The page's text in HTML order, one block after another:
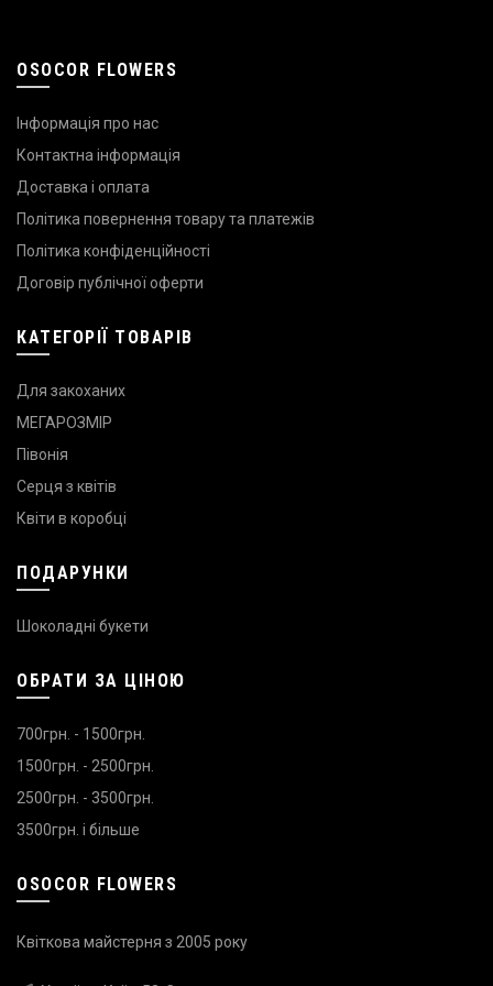
OSOCOR FLOWERS
Інформація про нас
Контактна інформація
Доставка і оплата
Політика повернення товару та платежів
Політика конфіденційності
Договір публічної оферти
КАТЕГОРІЇ ТОВАРІВ
Для закоханих
МЕГАРОЗМІР
Півонія
Серця з квітів
Квіти в коробці
ПОДАРУНКИ
Шоколадні букети
ОБРАТИ ЗА ЦІНОЮ
700грн. - 1500грн.
1500грн. - 2500грн.
2500грн. - 3500грн.
3500грн. і більше
OSOCOR FLOWERS
Квіткова майстерня з 2005 року